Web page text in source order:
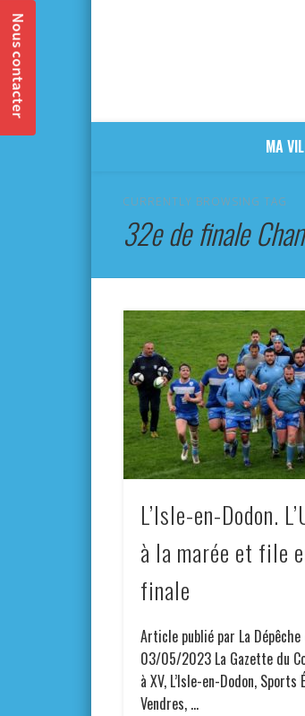
MA
CURRENTLY BROWSING TAG
32e de finale
L’Isle-en-Dodon.
à la marée et file
finale
Article publié par La
03/05/2023 La Gazette du
à XV, L’Isle-en-Dodon,
Vendres, …